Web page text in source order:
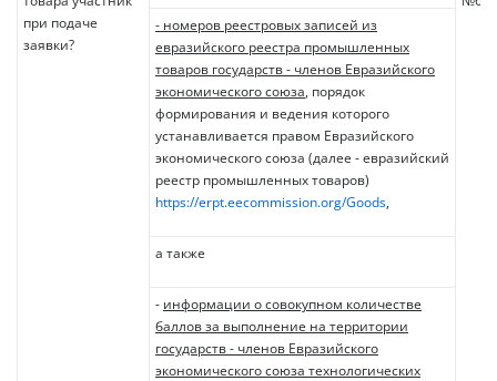
при подаче
заявки?
- номеров реестровых записей из
евразийского реестра промышленных
товаров государств - членов Евразийского
экономического союза, порядок
формирования и ведения которого
устанавливается правом Евразийского
экономического союза (далее - евразийский
реестр промышленных товаров)
https://erpt.eecommission.org/Goods,
а также
- информации о совокупном количестве
баллов за выполнение на территории
государств - членов Евразийского
экономического союза технологических